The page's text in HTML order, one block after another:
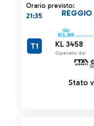
Orario previsto:
21:35
KL 3458
Operato da:
T1
Stato